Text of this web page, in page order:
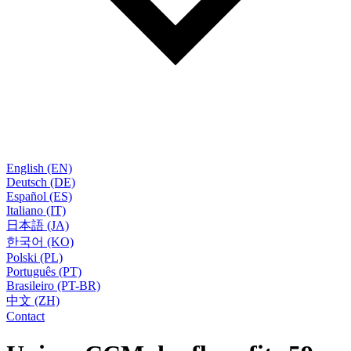
English (EN)
Deutsch (DE)
Español (ES)
Italiano (IT)
日本語 (JA)
한국어 (KO)
Polski (PL)
Português (PT)
Brasileiro (PT-BR)
中文 (ZH)
Contact